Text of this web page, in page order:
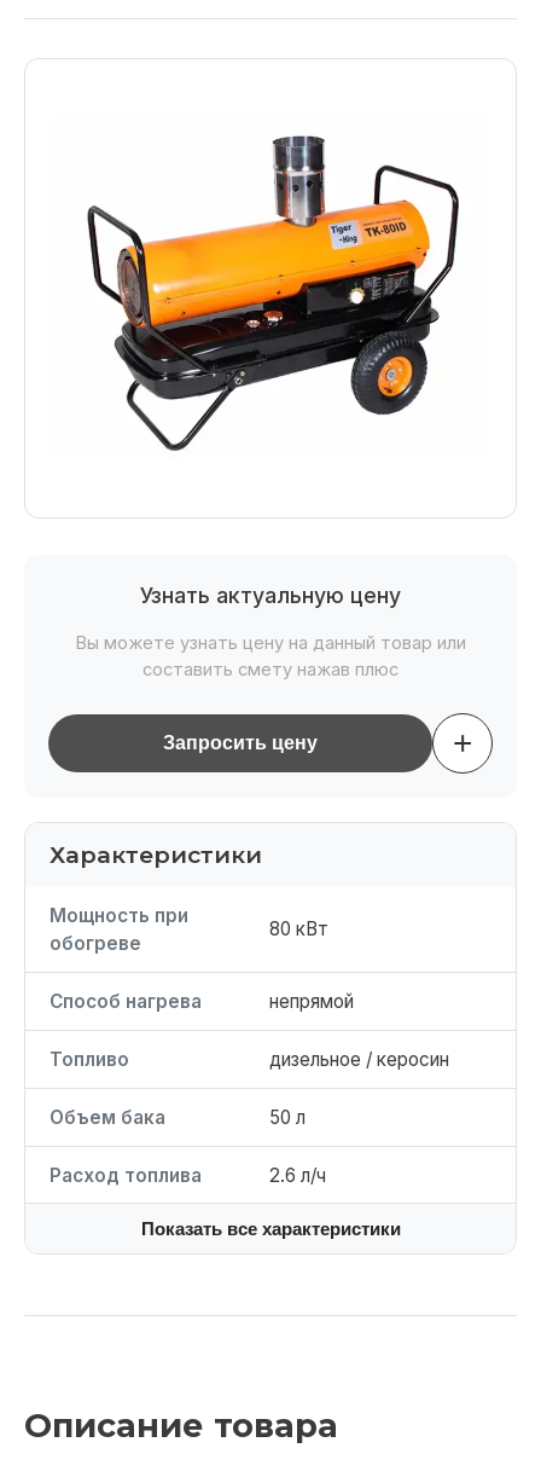
Узнать актуальную цену
Вы можете узнать цену на данный товар или
составить смету нажав плюс
Запросить цену +
Характеристики
Мощность при
обогреве
80 кВт
Способ нагрева непрямой
Топливо дизельное / керосин
Объем бака 50 л
Расход топлива 2.6 л/ч
Показать все характеристики
Описание товара